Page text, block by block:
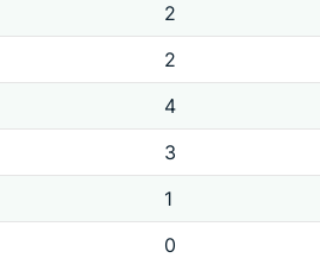
2
2
4
3
1
0